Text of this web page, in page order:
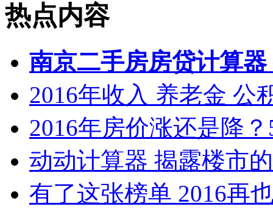
热点内容
南京二手房房贷计算
2016年收入 养老金 公
2016年房价涨还是降
动动计算器 揭露楼市
有了这张榜单 2016再